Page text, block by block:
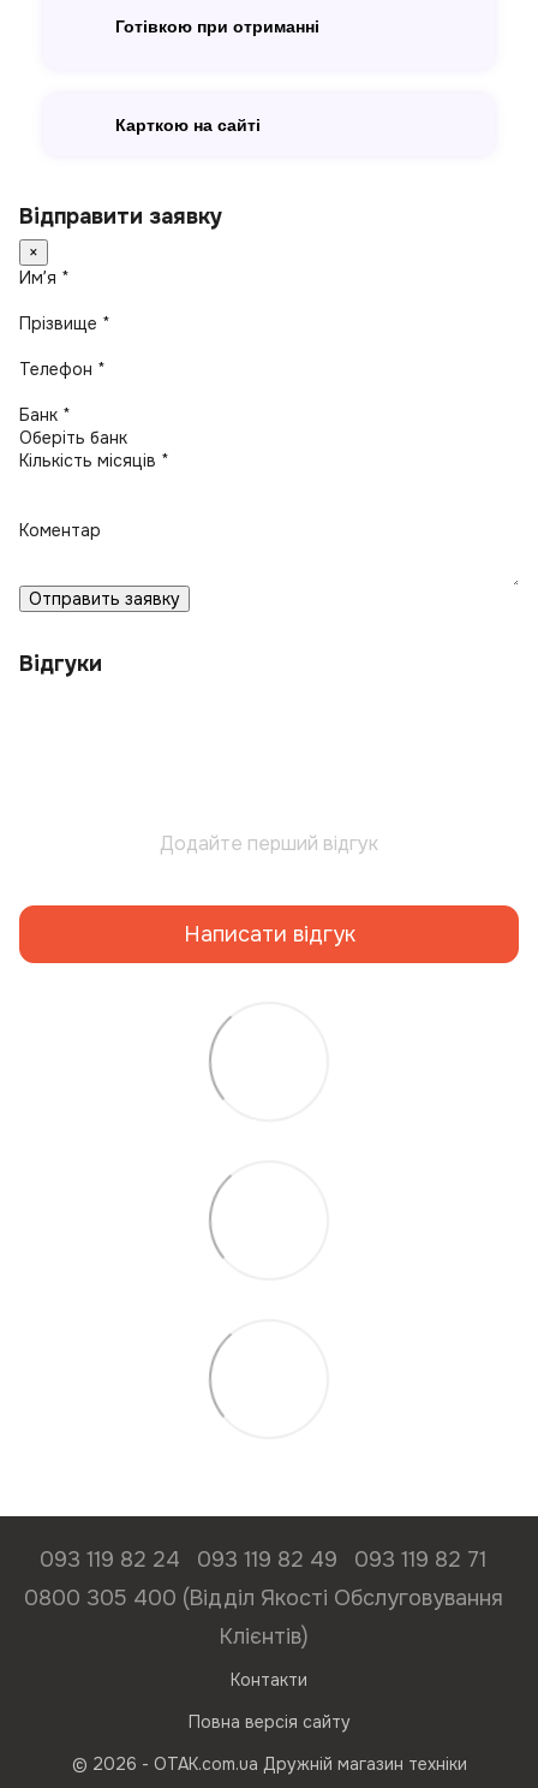
Готівкою при отриманні
Карткою на сайті
Відправити заявку
×
Имʼя *
Прізвище *
Телефон *
Банк *
Кількість місяців *
Коментар
Отправить заявку
Відгуки
Додайте перший відгук
Написати відгук
093 119 82 24 093 119 82 49
093 119 82 71
0800 305 400 (Відділ Якості Обслуговування
Клієнтів)
Контакти
Повна версія сайту
© 2026 - ОТАК.com.ua Дружній магазин техніки